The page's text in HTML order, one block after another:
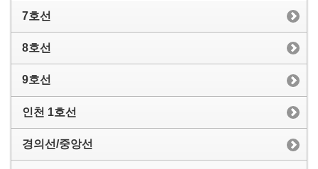
7호선
8호선
9호선
인천 1호선
경의선/중앙선